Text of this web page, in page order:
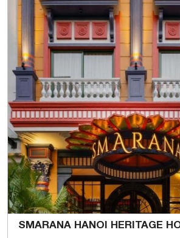
SMARANA HANOI HERITAGE